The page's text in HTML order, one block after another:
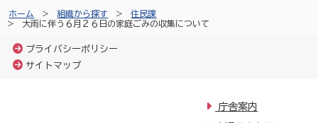
ホーム 組織から探す
住民課
大雨に伴う６月２６日の家庭ごみの収集について
プライバシーポリシー
サイトマップ
庁舎案内